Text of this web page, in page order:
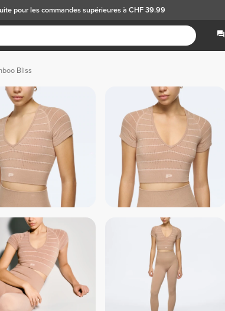
pour les commandes supérieures à CHF 39.99
Bliss